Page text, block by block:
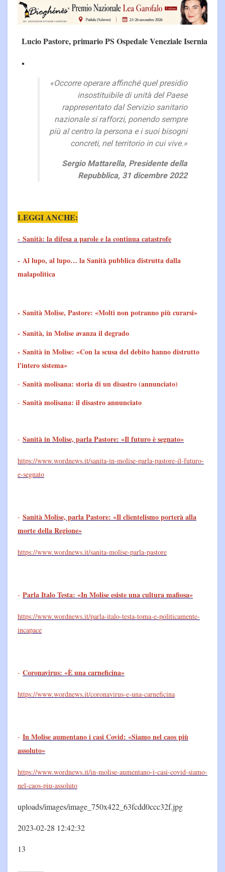
Lucio Pastore, primario PS Ospedale Veneziale Isernia
«Occorre operare affinché quel presidio
insostituibile di unità del Paese
rappresentato dal Servizio sanitario
nazionale si rafforzi, ponendo sempre
più al centro la persona e i suoi bisogni
concreti, nel territorio in cui vive.»
Sergio Mattarella, Presidente della
Repubblica, 31 dicembre 2022
LEGGI ANCHE:
- Sanità: la difesa a parole e la continua catastrofe
- Al lupo, al lupo… la Sanità pubblica distrutta dalla
malapolitica
- Sanità Molise, Pastore: «Molti non potranno più curarsi»
- Sanità, in Molise avanza il degrado
- Sanità in Molise: «Con la scusa del debito hanno distrutto
l'intero sistema»
- Sanità molisana: storia di un disastro (annunciato)
- Sanità molisana: il disastro annunciato
- Sanità in Molise, parla Pastore: «Il futuro è segnato»
https://www.wordnews.it/sanita-in-molise-parla-pastore-il-futuro-
e-segnato
- Sanità Molise, parla Pastore: «Il clientelismo porterà alla
morte della Regione»
https://www.wordnews.it/sanita-molise-parla-pastore
- Parla Italo Testa: «In Molise esiste una cultura mafiosa»
https://www.wordnews.it/parla-italo-testa-toma-e-politicamente-
incapace
- Coronavirus: «È una carneficina»
https://www.wordnews.it/coronavirus-e-una-carneficina
- In Molise aumentano i casi Covid: «Siamo nel caos più
assoluto»
https://www.wordnews.it/in-molise-aumentano-i-casi-covid-siamo-
nel-caos-piu-assoluto
uploads/images/image_750x422_63fcdd0ccc32f.jpg
2023-02-28 12:42:32
13